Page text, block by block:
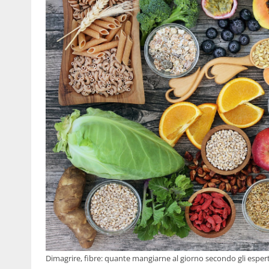
Dimagrire, fibre: quante mangiarne al giorno secondo gli